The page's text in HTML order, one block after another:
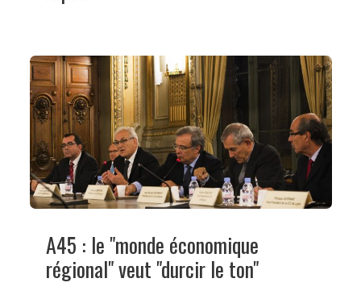
A45 : le "monde économique
régional" veut "durcir le ton"